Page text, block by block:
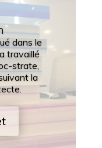
dans le
travaillé
strate,
la